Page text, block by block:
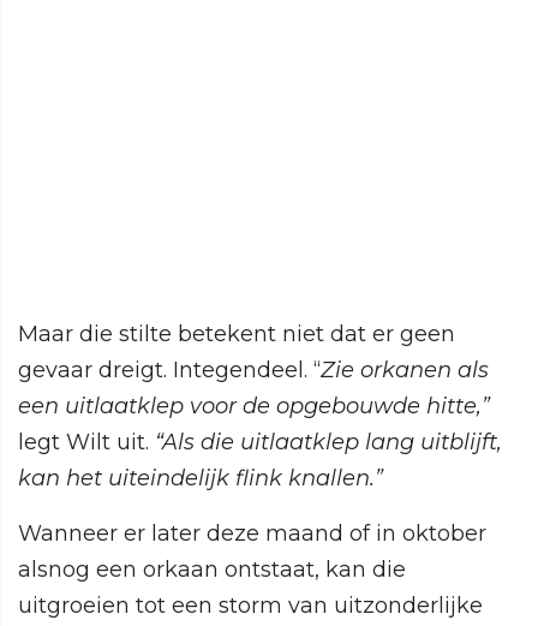
Maar die stilte betekent niet dat er geen
gevaar dreigt. Integendeel. “Zie orkanen als
een uitlaatklep voor de opgebouwde hitte,”
legt Wilt uit. “Als die uitlaatklep lang uitblijft,
kan het uiteindelijk flink knallen.”
Wanneer er later deze maand of in oktober
alsnog een orkaan ontstaat, kan die
uitgroeien tot een storm van uitzonderlijke